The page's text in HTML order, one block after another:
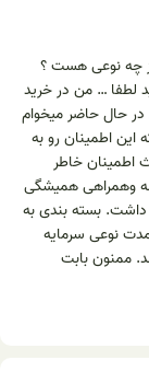
از چه نوعی هست ؟
لطفا … من در خرید
حال حاضر میخوام
این اطمینان رو به
اطمینان خاطر
وهمراهی همیشگی
بسته بندی به
نوعی سرمایه
ممنون بابت